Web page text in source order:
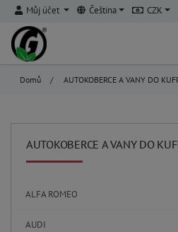
Můj účet Čeština CZK
Domů / AUTOKOBERCE A VANY DO
AUTOKOBERCE A VANY DO
ALFA ROMEO
AUDI